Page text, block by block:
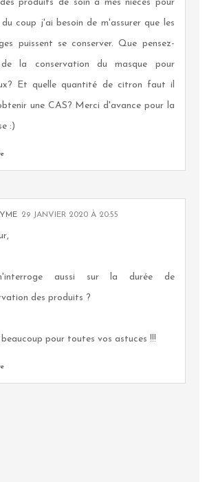
produits de soin à mes nièces pour
coup j'ai besoin de m'assurer que les
puissent se conserver. Que pensez-
la conservation du masque pour
Et quelle quantité de citron faut il
une CAS? Merci d'avance pour la
:)
29 JANVIER 2020 À 20:55
aussi sur la durée de
des produits ?
pour toutes vos astuces !!!